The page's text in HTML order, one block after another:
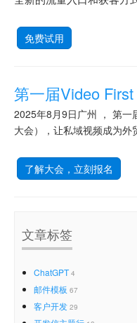
免费试用
第一届Video
2025年8月9日广州 ， 第
大会），让私域视频成为
了解大会，立刻报名
文章标签
ChatGPT 4
邮件模板 67
客户开发 29